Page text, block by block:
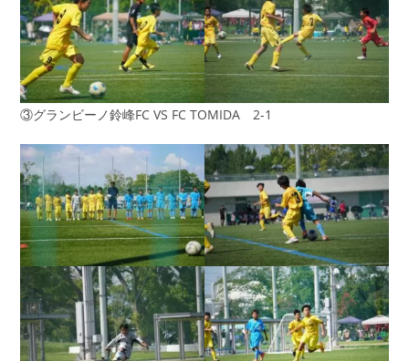
③グランビーノ鈴峰FC VS FC TOMIDA 2-1